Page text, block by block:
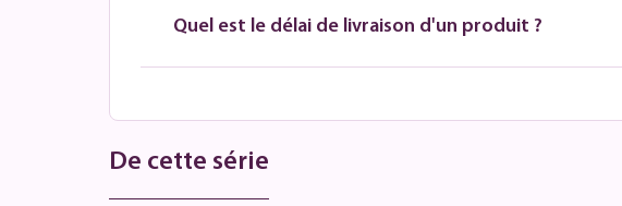
Quel est le délai de livraison d'un produit ?
De cette série